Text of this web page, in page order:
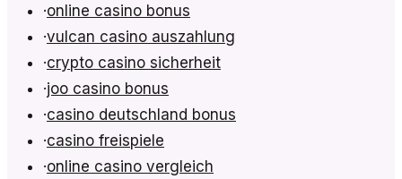
·online casino bonus
·vulcan casino auszahlung
·crypto casino sicherheit
·joo casino bonus
·casino deutschland bonus
·casino freispiele
·online casino vergleich